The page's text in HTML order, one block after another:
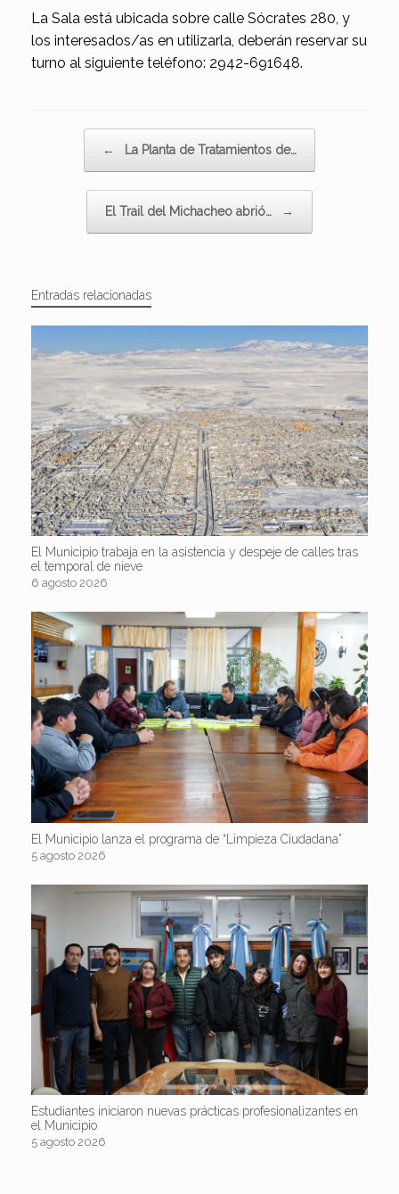
La Sala está ubicada sobre calle Sócrates 280, y
los interesados/as en utilizarla, deberán reservar su
turno al siguiente teléfono: 2942-691648.
← La Planta de Tratamientos de…
El Trail del Michacheo abrió… →
Entradas relacionadas
El Municipio trabaja en la asistencia y despeje de calles tras
el temporal de nieve
6 agosto 2026
El Municipio lanza el programa de “Limpieza Ciudadana”
5 agosto 2026
Estudiantes iniciaron nuevas prácticas profesionalizantes en
el Municipio
5 agosto 2026